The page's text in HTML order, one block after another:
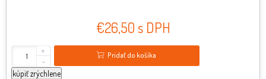
€26,50 s DPH
+
-
Pridať do košíka
kúpiť zrýchlene